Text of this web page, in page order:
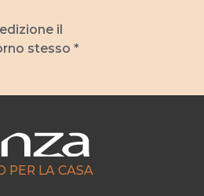
il
stesso *
PER LA CASA